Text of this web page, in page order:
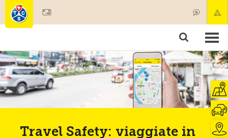
Societariato & prestazioni
Test, sicurezza & salute
Travel Safety: viaggiate in